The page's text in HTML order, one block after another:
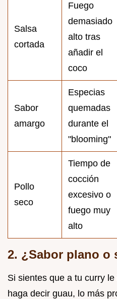
Salsa
cortada
Fuego
demasiado
alto tras
añadir el
coco
Sabor
amargo
Especias
quemadas
durante el
"blooming"
Pollo
seco
Tiempo de
cocción
excesivo o
fuego muy
alto
2. ¿Sabor plano o
Si sientes que a tu curry
haga decir guau, lo más